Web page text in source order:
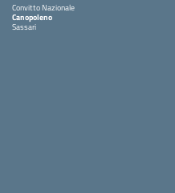
Convitto Nazionale
Canopoleno
Sassari